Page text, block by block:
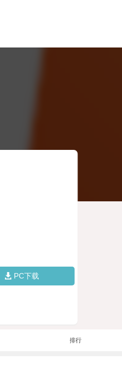
PC下载
排行